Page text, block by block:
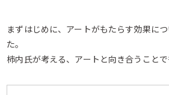
まずはじめに、アートがもたらす効果に
た。
柿内氏が考える、アートと向き合うこと